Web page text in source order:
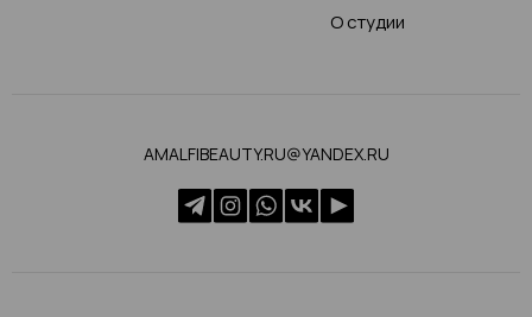
О студии
AMALFIBEAUTY.RU@YANDEX.RU